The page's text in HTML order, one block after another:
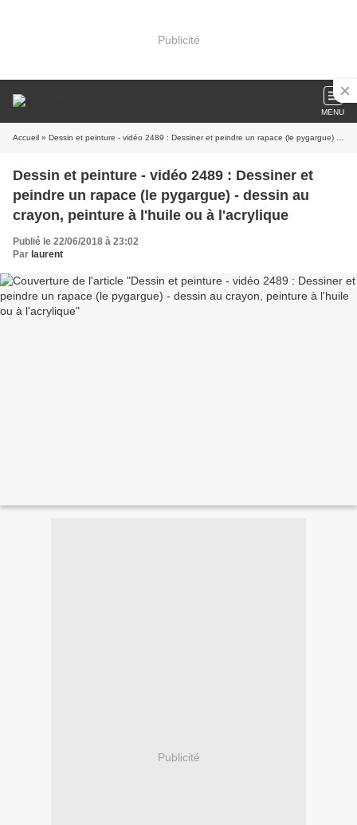
Publicité
MENU
Accueil » Dessin et peinture - vidéo 2489 : Dessiner et peindre un rapace (le pygargue) - dessin au crayon, peinture à l'huile ou à l'acrylique
Dessin et peinture - vidéo 2489 : Dessiner et
peindre un rapace (le pygargue) - dessin au
crayon, peinture à l'huile ou à l'acrylique
Publié le 22/06/2018 à 23:02
Par laurent
Publicité